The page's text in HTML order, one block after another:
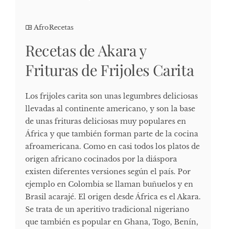
AfroRecetas
Recetas de Akara y
Frituras de Frijoles Carita
Los frijoles carita son unas legumbres deliciosas
llevadas al continente americano, y son la base
de unas frituras deliciosas muy populares en
África y que también forman parte de la cocina
afroamericana. Como en casi todos los platos de
origen africano cocinados por la diáspora
existen diferentes versiones según el país. Por
ejemplo en Colombia se llaman buñuelos y en
Brasil acarajé. El origen desde África es el Akara.
Se trata de un aperitivo tradicional nigeriano
que también es popular en Ghana, Togo, Benín,